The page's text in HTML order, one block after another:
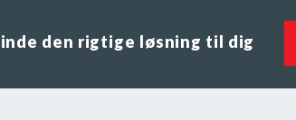
den rigtige løsning til dig